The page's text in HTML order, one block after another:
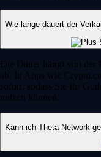
Wie lange dauert der
Die Dauer hängt von der
ab. In Apps wie
sofort, sodass Sie Ihr
nutzen können.
Kann ich Theta Network